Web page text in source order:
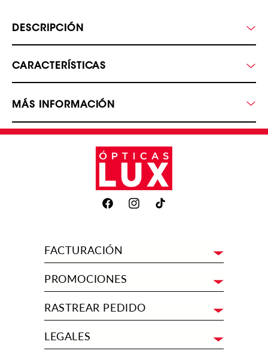
DESCRIPCIÓN
CARACTERÍSTICAS
MÁS INFORMACIÓN
FacebookInstagramTikTok
FACTURACIÓN
PROMOCIONES
RASTREAR PEDIDO
LEGALES